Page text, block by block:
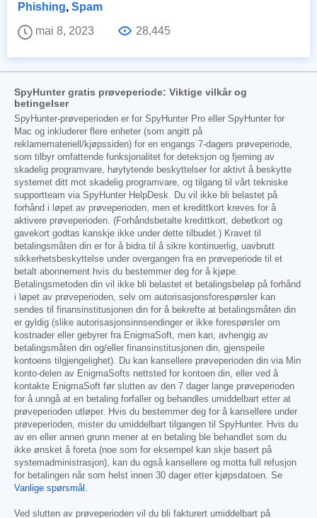
Phishing, Spam
mai 8, 2023
28,445
SpyHunter gratis prøveperiode: Viktige vilkår og
betingelser
SpyHunter-prøveperioden er for SpyHunter Pro eller SpyHunter for
Mac og inkluderer flere enheter (som angitt på
reklamemateriell/kjøpssiden) for en engangs 7-dagers prøveperiode,
som tilbyr omfattende funksjonalitet for deteksjon og fjerning av
skadelig programvare, høytytende beskyttelser for aktivt å beskytte
systemet ditt mot skadelig programvare, og tilgang til vårt tekniske
supportteam via SpyHunter HelpDesk. Du vil ikke bli belastet på
forhånd i løpet av prøveperioden, men et kredittkort kreves for å
aktivere prøveperioden. (Forhåndsbetalte kredittkort, debetkort og
gavekort godtas kanskje ikke under dette tilbudet.) Kravet til
betalingsmåten din er for å bidra til å sikre kontinuerlig, uavbrutt
sikkerhetsbeskyttelse under overgangen fra en prøveperiode til et
betalt abonnement hvis du bestemmer deg for å kjøpe.
Betalingsmetoden din vil ikke bli belastet et betalingsbeløp på forhånd
i løpet av prøveperioden, selv om autorisasjonsforespørsler kan
sendes til finansinstitusjonen din for å bekrefte at betalingsmåten din
er gyldig (slike autorisasjonsinnsendinger er ikke forespørsler om
kostnader eller gebyrer fra EnigmaSoft, men kan, avhengig av
betalingsmåten din og/eller finansinstitusjonen din, gjenspeile
kontoens tilgjengelighet). Du kan kansellere prøveperioden din via Min
konto-delen av EnigmaSofts nettsted for kontoen din, eller ved å
kontakte EnigmaSoft før slutten av den 7 dager lange prøveperioden
for å unngå at en betaling forfaller og behandles umiddelbart etter at
prøveperioden utløper. Hvis du bestemmer deg for å kansellere under
prøveperioden, mister du umiddelbart tilgangen til SpyHunter. Hvis du
av en eller annen grunn mener at en betaling ble behandlet som du
ikke ønsket å foreta (noe som for eksempel kan skje basert på
systemadministrasjon), kan du også kansellere og motta full refusjon
for betalingen når som helst innen 30 dager etter kjøpsdatoen. Se
Vanlige spørsmål .
Ved slutten av prøveperioden vil du bli fakturert umiddelbart på